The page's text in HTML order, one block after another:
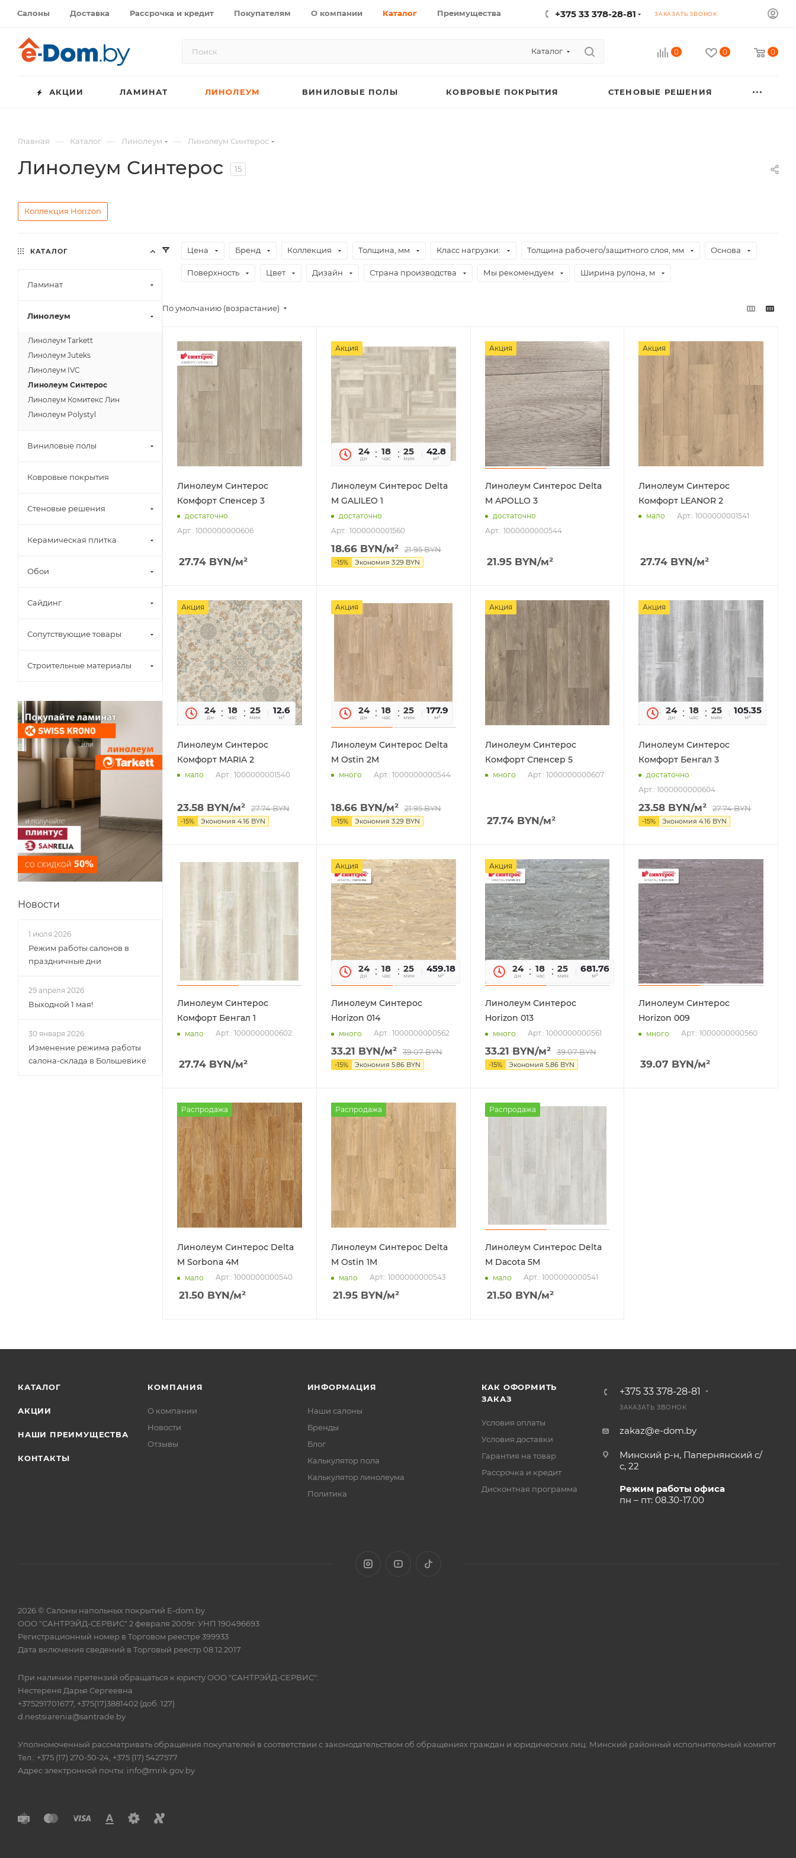
Салоны Доставка Рассрочка и кредит Покупателям О компании Каталог Преимущества +375 33 378-28-81 ЗАКАЗАТЬ ЗВОНОК
Каталог 0 0 0
АКЦИИ ЛАМИНАТ ЛИНОЛЕУМ ВИНИЛОВЫЕ ПОЛЫ КОВРОВЫЕ ПОКРЫТИЯ СТЕНОВЫЕ РЕШЕНИЯ
Главная — Каталог — Линолеум — Линолеум Синтерос
Линолеум Синтерос 15
Коллекция Horizon
По умолчанию (возрастание)
Цена Бренд Коллекция Толщина, мм Класс нагрузки: Толщина рабочего/защитного слоя, мм Основа
Поверхность Цвет Дизайн Страна производства Мы рекомендуем Ширина рулона, м
Линолеум Синтерос
Комфорт Спенсер 3
достаточно
Арт.: 1000000000606
27.74 BYN/м²
Акция
24
дн
18
час
25
мин
07
сек
42.8
м²
Линолеум Синтерос Delta
M GALILEO 1
достаточно
Арт.: 1000000001560
18.66BYN/м² 21.95BYN
-15% Экономия 3.29 BYN
Акция
Линолеум Синтерос Delta
M APOLLO 3
достаточно
Арт.: 1000000000544
21.95BYN/м²
Акция
Линолеум Синтерос
Комфорт LEANOR 2
мало Арт.: 1000000001541
27.74 BYN/м²
Акция
24
дн
18
час
25
мин
07
сек
12.6
м²
Линолеум Синтерос
Комфорт MARIA 2
мало Арт.: 1000000001540
23.58 BYN/м² 27.74BYN
-15% Экономия 4.16 BYN
Акция
24
дн
18
час
25
мин
07
сек
177.9
м²
Линолеум Синтерос Delta
M Ostin 2M
много Арт.: 1000000000544
18.66BYN/м² 21.95BYN
-15% Экономия 3.29 BYN
Акция
Линолеум Синтерос
Комфорт Спенсер 5
много Арт.: 1000000000607
27.74BYN/м²
Акция
24
дн
18
час
25
мин
07
105.35
м²
Линолеум Синтерос
Комфорт Бенгал 3
достаточно
Арт.: 1000000000604
23.58 BYN/м² 27.74BYN
-15% Экономия4.16 BYN
Линолеум Синтерос
Комфорт Бенгал 1
мало Арт.: 1000000000602
27.74 BYN/м²
Акция
24
дн
18
час
25
мин
07
459.18
м²
Линолеум Синтерос
Horizon 014
много Арт.: 1000000000562
33.21 BYN/м² 39.07BYN
-15% Экономия 5.86BYN
Акция
24
дн
18
час
25
мин
07
681.76
м²
Линолеум Синтерос
Horizon 013
много Арт.: 1000000000561
33.21 BYN/м² 39.07BYN
-15% Экономия 5.86BYN
Линолеум Синтерос
Horizon 009
много Арт.: 1000000000560
39.07 BYN/м²
Распродажа
Линолеум Синтерос Delta
M Sorbona 4M
мало Арт.: 1000000000540
21.50 BYN/м²
Распродажа
Линолеум Синтерос Delta
M Ostin 1M
мало Арт.: 1000000000543
21.95BYN/м²
Распродажа
Линолеум Синтерос Delta
M Dacota 5M
мало Арт.: 1000000000541
21.50 BYN/м²
КАТАЛОГ
Ламинат
Линолеум
Линолеум Tarkett
Линолеум Juteks
Линолеум IVC
Линолеум Синтерос
Линолеум Комитекс Лин
Линолеум Polystyl
Виниловые полы
Ковровые покрытия
Стеновые решения
Керамическая плитка
Обои
Сайдинг
Сопутствующие товары
Строительные материалы
Новости
1 июля 2026
Режим работы салонов в
праздничные дни
29 апреля 2026
Выходной 1 мая!
30 января 2026
Изменение режима работы
салона-склада в Большевике
КАТАЛОГ
АКЦИИ
НАШИ ПРЕИМУЩЕСТВА
КОНТАКТЫ
КОМПАНИЯ
О компании
Новости
Отзывы
ИНФОРМАЦИЯ
Наши салоны
Бренды
Блог
Калькулятор пола
Калькулятор линолеума
Политика
КАК ОФОРМИТЬ
ЗАКАЗ
Условия оплаты
Условия доставки
Гарантия на товар
Рассрочка и кредит
Дисконтная программа
+375 33 378-28-81
ЗАКАЗАТЬ ЗВОНОК
zakaz@e-dom.by
Минский р-н, Папернянский с/
с, 22
Режим работы офиса
пн – пт: 08.30-17.00
2026 © Салоны напольных покрытий E-dom.by
ООО "САНТРЭЙД-СЕРВИС" 2 февраля 2009г. УНП 190496693
Регистрационный номер в Торговом реестре 399933
Дата включения сведений в Торговый реестр 08.12.2017
При наличии претензий обращаться к юристу ООО "САНТРЭЙД-СЕРВИС":
Нестереня Дарья Сергеевна
+375291701677, +375(17)3881402 (доб. 127)
d.nestsiarenia@santrade.by
Уполномоченный рассматривать обращения покупателей в соответствии с законодательством об обращениях граждан и юридических лиц: Минский районный исполнительный комитет
Тел.: +375 (17) 270-50-24, +375 (17) 5427577
Адрес электронной почты: info@mrik.gov.by